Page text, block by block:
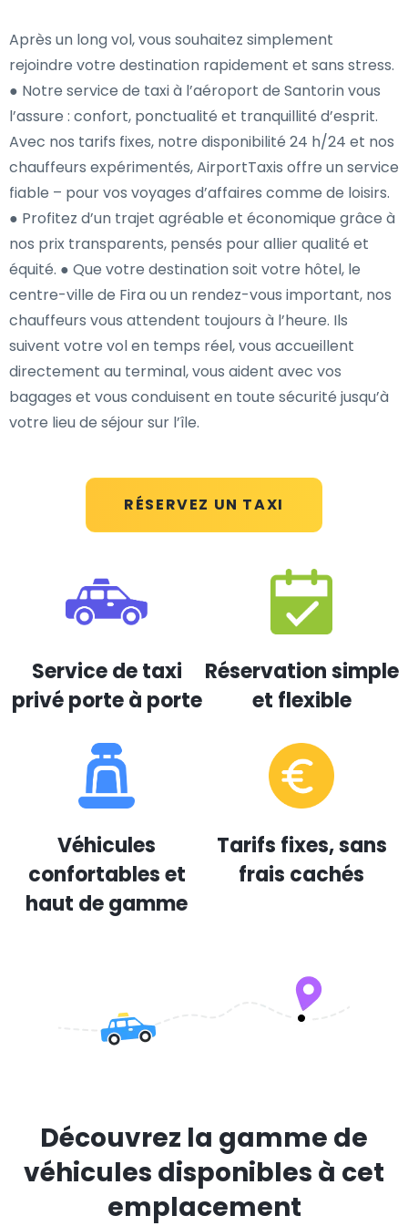
RÉSERVEZ UN TAXI
Après un long vol, vous souhaitez simplement
rejoindre votre destination rapidement et sans stress.
● Notre service de taxi à l’aéroport de Santorin vous
l’assure : confort, ponctualité et tranquillité d’esprit.
Avec nos tarifs fixes, notre disponibilité 24 h/24 et nos
chauffeurs expérimentés, AirportTaxis offre un service
fiable – pour vos voyages d’affaires comme de loisirs.
● Profitez d’un trajet agréable et économique grâce à
nos prix transparents, pensés pour allier qualité et
équité. ● Que votre destination soit votre hôtel, le
centre-ville de Fira ou un rendez-vous important, nos
chauffeurs vous attendent toujours à l’heure. Ils
suivent votre vol en temps réel, vous accueillent
directement au terminal, vous aident avec vos
bagages et vous conduisent en toute sécurité jusqu’à
votre lieu de séjour sur l’île.
Service de taxi
privé porte à porte
Réservation simple
et flexible
Véhicules
confortables et
haut de gamme
Tarifs fixes, sans
frais cachés
Découvrez la gamme de
véhicules disponibles à cet
emplacement